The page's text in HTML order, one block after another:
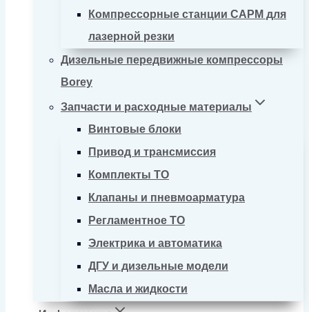
Компрессорные станции CAPM для
лазерной резки
Дизельные передвижные компрессоры
Borey
Запчасти и расходные материалы
Винтовые блоки
Привод и трансмиссия
Комплекты ТО
Клапаны и пневмоарматура
Регламентное ТО
Электрика и автоматика
ДГУ и дизельные модели
Масла и жидкости